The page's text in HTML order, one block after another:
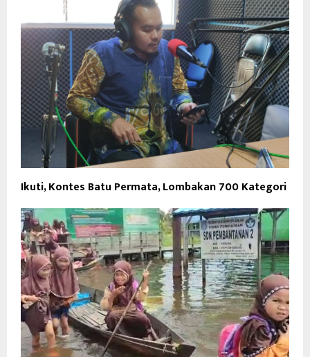
Ikuti, Kontes Batu Permata, Lombakan 700 Kategori